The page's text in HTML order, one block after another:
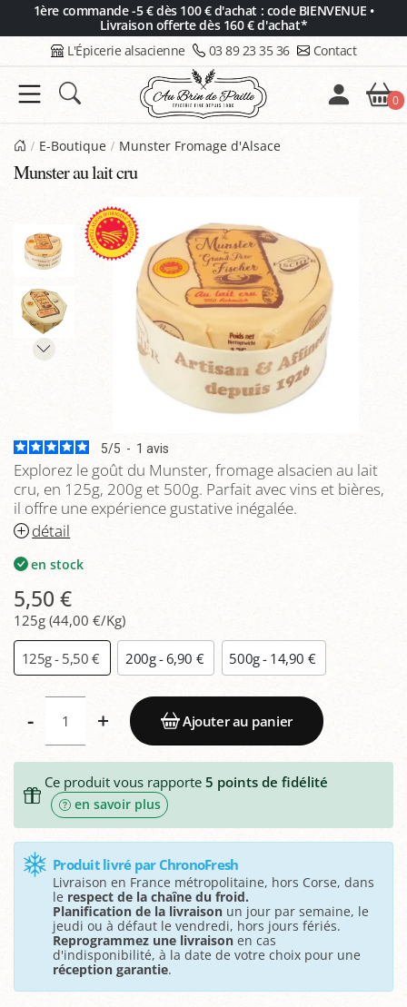
1ère commande -5 € dès 100 € d'achat : code BIENVENUE •
Livraison offerte dès 160 € d'achat*
L'Épicerie alsacienne 03 89 23 35 36 Contact
0
E-Boutique Munster Fromage d'Alsace
Munster au lait cru
5/5 - 1 avis
Explorez le goût du Munster, fromage alsacien au lait
cru, en 125g, 200g et 500g. Parfait avec vins et bières,
il offre une expérience gustative inégalée.
détail
en stock
5,50 €
125g (44,00 €/Kg)
125g - 5,50 € 200g - 6,90 € 500g - 14,90 €
- + Ajouter au panier
Ce produit vous rapporte 5 points de fidélité
en savoir plus
Produit livré par ChronoFresh
Livraison en France métropolitaine, hors Corse, dans
le respect de la chaîne du froid.
Planification de la livraison un jour par semaine, le
jeudi ou à défaut le vendredi, hors jours fériés.
Reprogrammez une livraison en cas
d'indisponibilité, à la date de votre choix pour une
réception garantie.
Panneau de gestion des cookies